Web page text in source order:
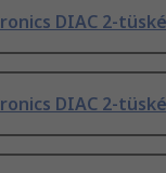
DIAC 2-
DIAC 2-